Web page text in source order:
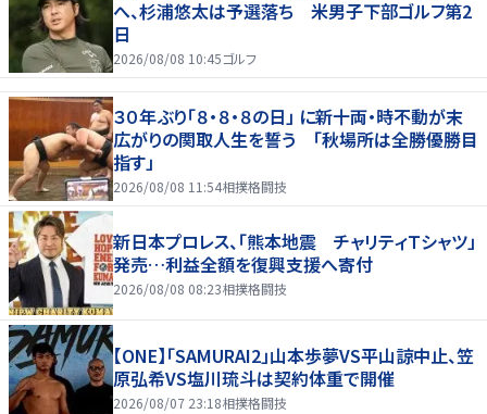
へ、杉浦悠太は予選落ち 米男子下部ゴルフ第2
日
2026/08/08 10:45ゴルフ
３０年ぶり「８・８・８の日」 に新十両・時不動が末
広がりの関取人生を誓う 「秋場所は全勝優勝目
指す」
2026/08/08 11:54相撲格闘技
新日本プロレス、「熊本地震 チャリティＴシャツ」
発売…利益全額を復興支援へ寄付
2026/08/08 08:23相撲格闘技
【ONE】「SAMURAI2」山本歩夢VS平山諒中止、笠
原弘希VS塩川琉斗は契約体重で開催
2026/08/07 23:18相撲格闘技